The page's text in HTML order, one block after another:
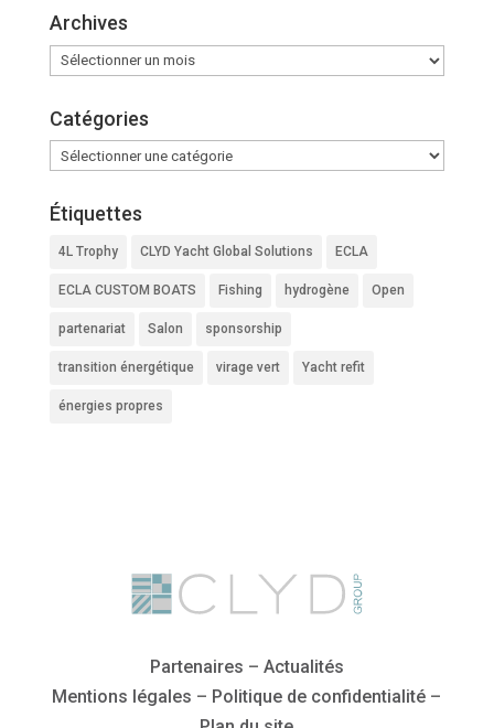
Archives
Archives
Catégories
Catégories
Étiquettes
4L Trophy CLYD Yacht Global Solutions ECLA
ECLA CUSTOM BOATS Fishing hydrogène Open
partenariat Salon sponsorship
transition énergétique virage vert Yacht refit
énergies propres
Partenaires – Actualités
Mentions légales – Politique de confidentialité –